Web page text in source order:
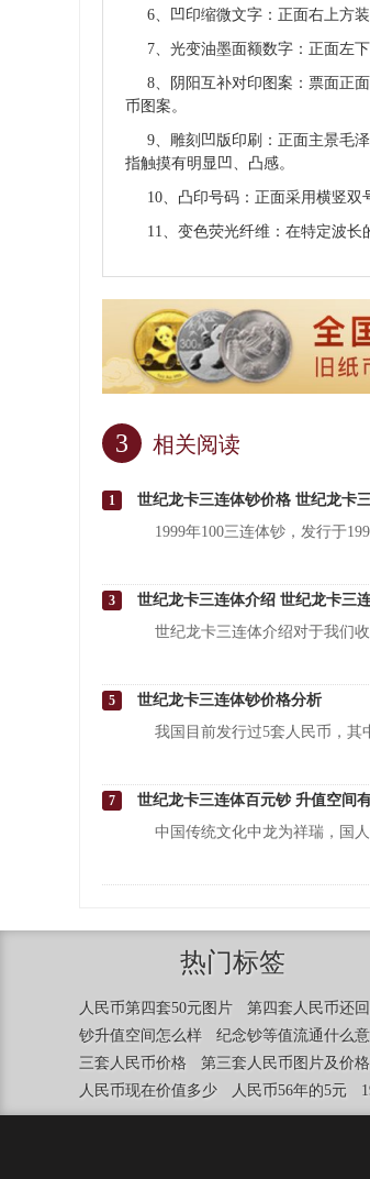
6、凹印缩微文字：正面右上方
7、光变油墨面额数字：正面左
8、阴阳互补对印图案：票面正
币 图案。
9、雕刻凹版印刷：正面主景毛
指触摸有明显凹、凸感。
10、凸印号码：正面采用横竖双
11、变色荧光纤维：在特定波长
3 相关阅读
1
世纪龙卡三连体钞价格 世纪龙卡
1999年100三连体钞，发行于
3
世纪龙卡三连体介绍 世纪龙卡三
世纪龙卡三连体介绍对于我们收
5
世纪龙卡三连体钞价格分析
我国目前发行过5套人民币，其
7
世纪龙卡三连体百元钞 升值空间
中国传统文化中龙为祥瑞，国人
热门标签
人民币第四套50元图片 第四套人民币还
钞升值空间怎么样
纪念钞等值流通什么
三套人民币价格
第三套人民币图片及价
人民币现在价值多少
人民币56年的5元